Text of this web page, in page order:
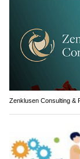
Zenklusen Consulting &